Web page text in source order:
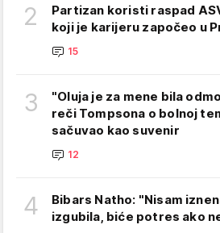
2
Partizan koristi raspad
koji je karijeru započeo u
15
3
"Oluja je za mene bila
reči Tompsona o bolnoj
sačuvao kao suvenir
12
4
Bibars Natho: "Nisam
izgubila, biće potres ako